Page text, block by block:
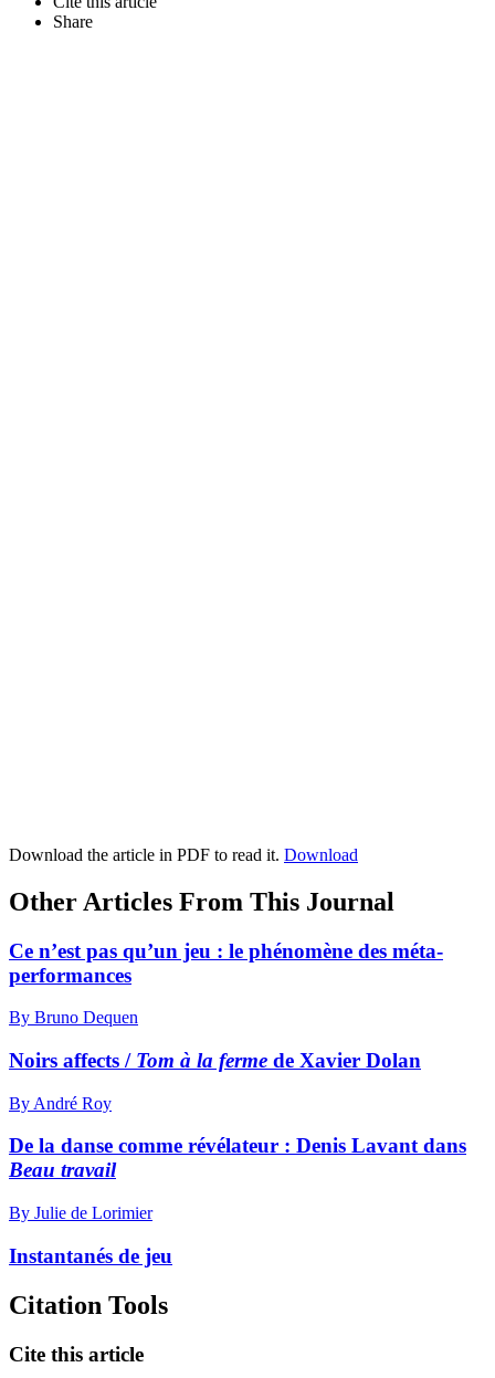
Share
Download the article in PDF to read it. Download
Other Articles From This Journal
Ce n’est pas qu’un jeu : le phénomène des méta-
performances
By Bruno Dequen
Noirs affects / Tom à la ferme de Xavier Dolan
By André Roy
De la danse comme révélateur : Denis Lavant dans
Beau travail
By Julie de Lorimier
Instantanés de jeu
Citation Tools
Cite this article